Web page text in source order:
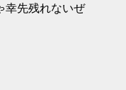
幸先残れないぜ